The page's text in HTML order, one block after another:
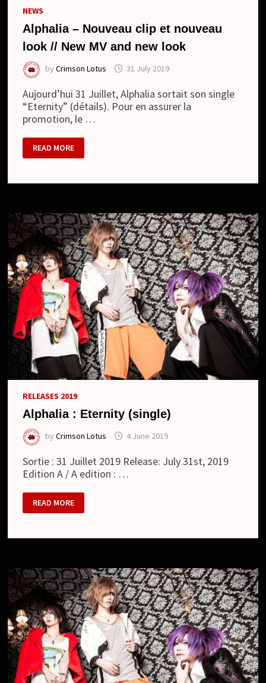
NEWS
Alphalia – Nouveau clip et nouveau
look // New MV and new look
byCrimson Lotus 31 July 2019
Aujourd’hui 31 Juillet, Alphalia sortait son single
“Eternity” (détails). Pour en assurer la
promotion, le …
ALPHALIA
–
NOUVEAU
NOUVEAU
NEW
MV
AND
NEW
LOOK
READ MORE
RELEASES 2019
Alphalia : Eternity (single)
byCrimson Lotus 4 June 2019
Sortie : 31 Juillet 2019 Release: July 31st, 2019
Edition A / A edition : …
ALPHALIA
:
ETERNITY
READ MORE